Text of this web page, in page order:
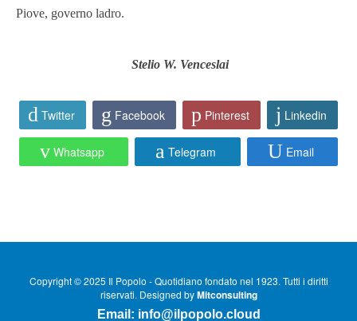
Piove, governo ladro.
Stelio W. Venceslai
Twitter Facebook Pinterest Linkedin
Whatsapp Telegram Email
Copyright © 2025 Il Popolo - Quotidiano fondato nel 1923. Tutti i diritti
riservati. Designed byMitconsulting
Email: info@ilpopolo.cloud